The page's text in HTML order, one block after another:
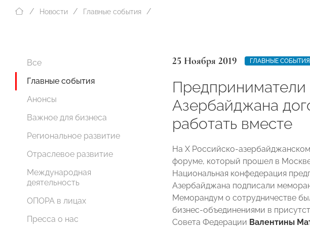
Новости Главные события
Все
Главные события
Анонсы
Важное для бизнеса
Региональное развитие
Отраслевое развитие
Международная
деятельность
ОПОРА в лицах
Пресса о нас
25 Ноября 2019 ГЛАВНЫЕ СОБЫТИЯ
Предприниматели
Азербайджана
работать вместе
На X Российско-
форуме, который прошел в
Национальная конфедерация
Азербайджана подписали
Меморандум о сотрудничестве
бизнес-объединениями в
Совета Федерации Валентины